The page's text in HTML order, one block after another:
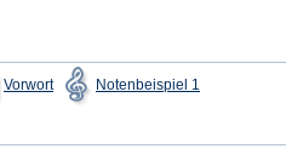
Vorwort
(Öffnet
in
einem
Tab)
Notenbeispiel 1in
Tab)